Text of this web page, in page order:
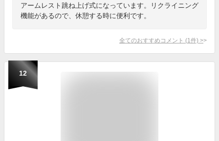
アームレスト跳ね上げ式になっています。リクライニング
機能があるので、休憩する時に便利です。
全てのおすすめコメント (1 件) >
12